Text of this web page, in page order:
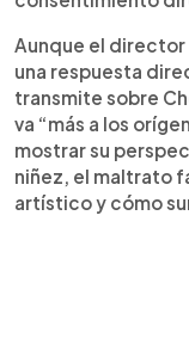
Aunque el director
una respuesta
transmite sobre
va “más a los
mostrar su
niñez, el maltrato
artístico y cómo